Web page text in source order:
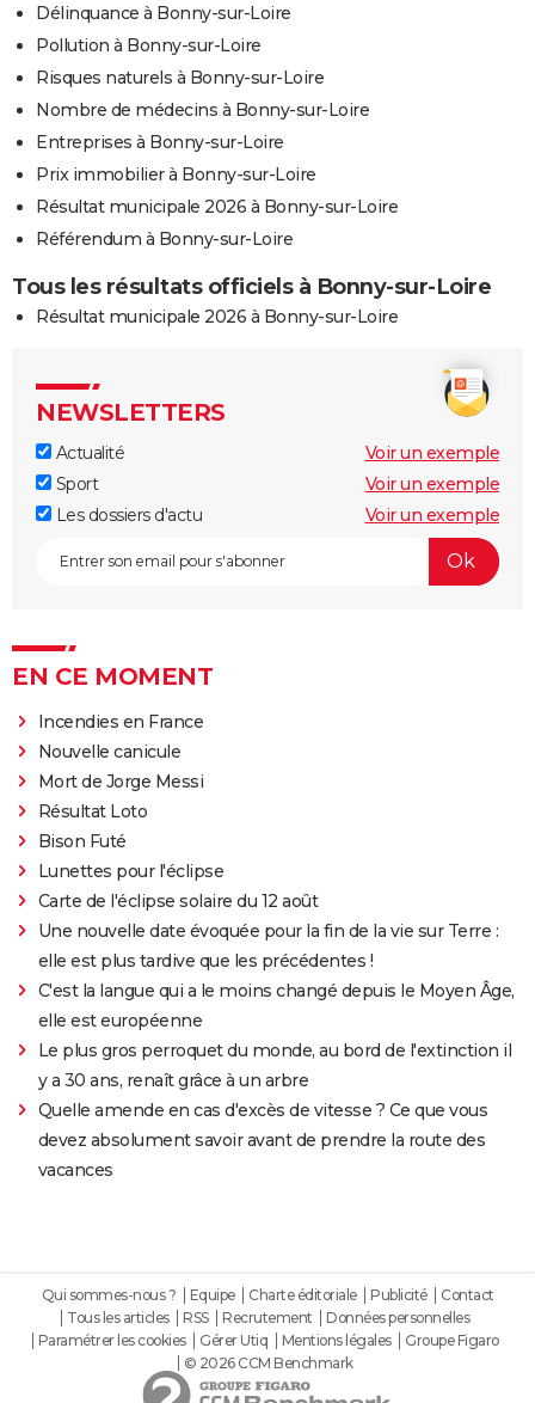
Délinquance à Bonny-sur-Loire
Pollution à Bonny-sur-Loire
Risques naturels à Bonny-sur-Loire
Nombre de médecins à Bonny-sur-Loire
Entreprises à Bonny-sur-Loire
Prix immobilier à Bonny-sur-Loire
Résultat municipale 2026 à Bonny-sur-Loire
Référendum à Bonny-sur-Loire
Tous les résultats officiels à Bonny-sur-Loire
Résultat municipale 2026 à Bonny-sur-Loire
NEWSLETTERS
Actualité
Voir un exemple
Sport
Voir un exemple
Les dossiers d'actu
Voir un exemple
EN CE MOMENT
Incendies en France
Nouvelle canicule
Mort de Jorge Messi
Résultat Loto
Bison Futé
Lunettes pour l'éclipse
Carte de l'éclipse solaire du 12 août
Une nouvelle date évoquée pour la fin de la vie sur Terre :
elle est plus tardive que les précédentes !
C'est la langue qui a le moins changé depuis le Moyen Âge,
elle est européenne
Le plus gros perroquet du monde, au bord de l'extinction il
y a 30 ans, renaît grâce à un arbre
Quelle amende en cas d'excès de vitesse ? Ce que vous
devez absolument savoir avant de prendre la route des
vacances
Qui sommes-nous ? Equipe Charte éditoriale Publicité
Contact
Tous les articles
RSS Recrutement
Données personnelles
Paramétrer les cookies
Gérer Utiq Mentions légales
Groupe Figaro
© 2026 CCM Benchmark